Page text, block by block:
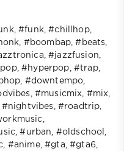
#funk, #chillhop,
#boombap, #beats,
#jazzfusion,
#hyperpop, #trap,
#downtempo,
#musicmix, #mix,
#roadtrip,
#urban, #oldschool,
#anime, #gta, #gta6,